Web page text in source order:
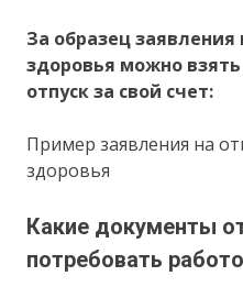
За образец заявления
здоровья можно
отпуск за свой счет:
Пример заявления на
здоровья
Какие документы
потребовать